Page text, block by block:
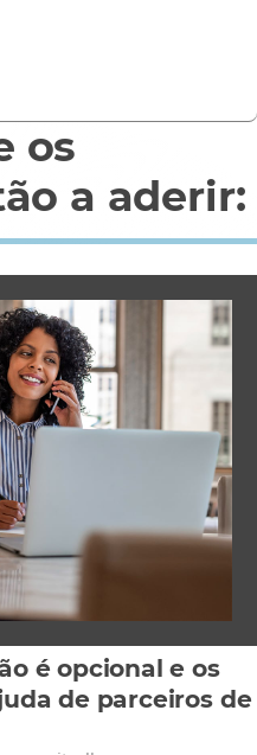
os
a aderir:
é opcional e os
de parceiros de